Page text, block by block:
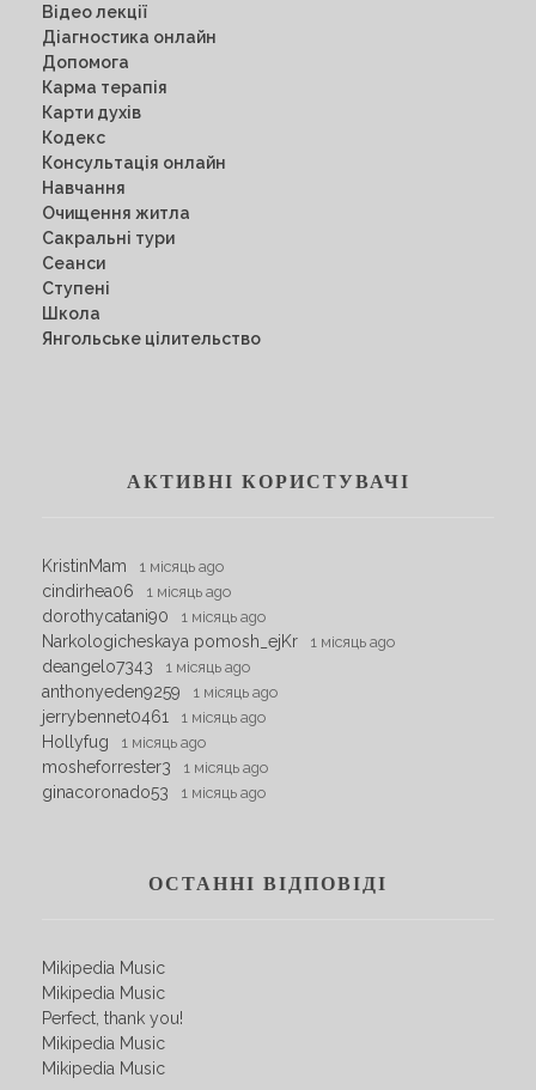
Відео лекції
Діагностика онлайн
Допомога
Карма терапія
Карти духів
Кодекс
Консультація онлайн
Навчання
Очищення житла
Сакральні тури
Сеанси
Ступені
Школа
Янгольське цілительство
АКТИВНІ КОРИСТУВАЧІ
KristinMam 1 місяць ago
cindirhea06 1 місяць ago
dorothycatani90 1 місяць ago
Narkologicheskaya pomosh_ejKr 1 місяць ago
deangelo7343 1 місяць ago
anthonyeden9259 1 місяць ago
jerrybennet0461 1 місяць ago
Hollyfug 1 місяць ago
mosheforrester3 1 місяць ago
ginacoronado53 1 місяць ago
ОСТАННІ ВІДПОВІДІ
Mikipedia Music
Mikipedia Music
Perfect, thank you!
Mikipedia Music
Mikipedia Music